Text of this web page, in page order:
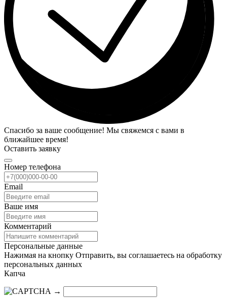
Спасибо за ваше сообщение! Мы свяжемся с вами в
ближайшее время!
Оставить заявку
Номер телефона
Email
Ваше имя
Комментарий
Персональные данные
Нажимая на кнопку Отправить, вы соглашаетесь на обработку
персональных данных
Капча
→